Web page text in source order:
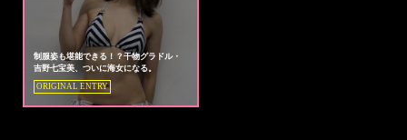
制服姿も堪能できる！？干物グラドル・
吉野七宝美、ついに海女になる。
ORIGINAL ENTRY